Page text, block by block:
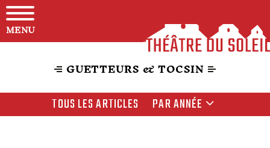
MENU
GUETTEURS & TOCSIN
TOUS LES ARTICLES PAR ANNÉE